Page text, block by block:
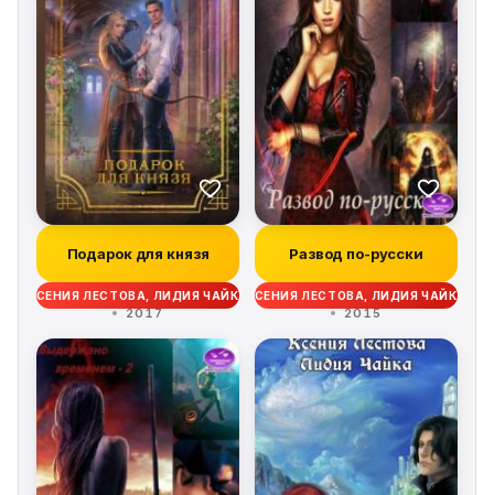
Подарок для князя
КСЕНИЯ ЛЕСТОВА, ЛИДИЯ ЧАЙКА
2017
Развод по-русски
КСЕНИЯ ЛЕСТОВА, ЛИДИЯ ЧАЙКА
2015